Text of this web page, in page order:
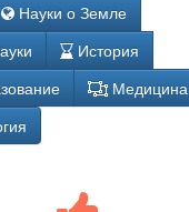
Науки о Земле
История
Медицина